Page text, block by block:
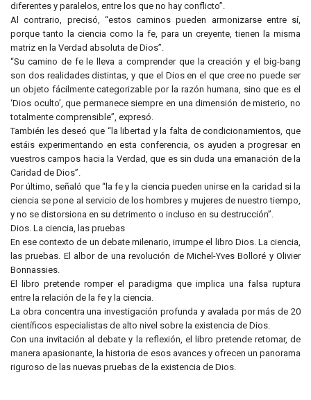
diferentes y paralelos, entre los que no hay conflicto”.
Al contrario, precisó, “estos caminos pueden armonizarse entre sí,
porque tanto la ciencia como la fe, para un creyente, tienen la misma
matriz en la Verdad absoluta de Dios”.
“Su camino de fe le lleva a comprender que la creación y el big-bang
son dos realidades distintas, y que el Dios en el que cree no puede ser
un objeto fácilmente categorizable por la razón humana, sino que es el
‘Dios oculto’, que permanece siempre en una dimensión de misterio, no
totalmente comprensible”, expresó.
También les deseó que “la libertad y la falta de condicionamientos, que
estáis experimentando en esta conferencia, os ayuden a progresar en
vuestros campos hacia la Verdad, que es sin duda una emanación de la
Caridad de Dios”.
Por último, señaló que “la fe y la ciencia pueden unirse en la caridad si la
ciencia se pone al servicio de los hombres y mujeres de nuestro tiempo,
y no se distorsiona en su detrimento o incluso en su destrucción”.
Dios. La ciencia, las pruebas
En ese contexto de un debate milenario, irrumpe el libro Dios. La ciencia,
las pruebas. El albor de una revolución de Michel-Yves Bolloré y Olivier
Bonnassies.
El libro pretende romper el paradigma que implica una falsa ruptura
entre la relación de la fe y la ciencia.
La obra concentra una investigación profunda y avalada por más de 20
científicos especialistas de alto nivel sobre la existencia de Dios.
Con una invitación al debate y la reflexión, el libro pretende retomar, de
manera apasionante, la historia de esos avances y ofrecen un panorama
riguroso de las nuevas pruebas de la existencia de Dios.